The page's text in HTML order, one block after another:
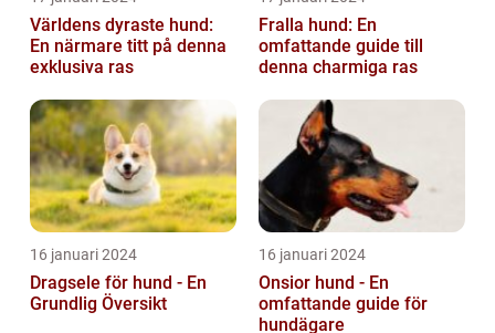
Världens dyraste hund:
En närmare titt på denna
exklusiva ras
Fralla hund: En
omfattande guide till
denna charmiga ras
16 januari 2024
Dragsele för hund - En
Grundlig Översikt
16 januari 2024
Onsior hund - En
omfattande guide för
hundägare